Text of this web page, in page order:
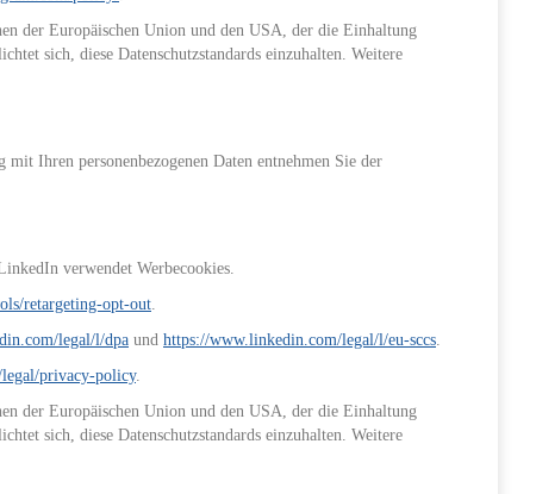
der Europäischen Union und den USA, der die Einhaltung
sich, diese Datenschutzstandards einzuhalten. Weitere
Ihren personenbezogenen Daten entnehmen Sie der
verwendet Werbecookies.
retargeting-opt-out.
legal/l/dpa und https://www.linkedin.com/legal/l/eu-sccs.
privacy-policy.
der Europäischen Union und den USA, der die Einhaltung
sich, diese Datenschutzstandards einzuhalten. Weitere